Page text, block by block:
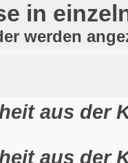
in
werden
aus der
aus der